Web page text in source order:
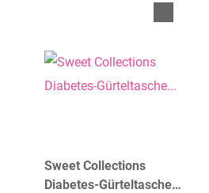
Sweet Collections
Diabetes-Gürteltasche